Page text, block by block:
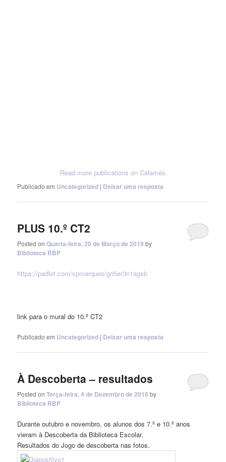
Read more publications on Calaméo
Publicado em Uncategorized | Deixar uma resposta
PLUS 10.º CT2
Posted onQuarta-feira, 20 de Março de 2019 by
Biblioteca RBP
https://padlet.com/vpmarques/gn5er3n1agsb
link para o mural do 10.º CT2
Publicado em Uncategorized | Deixar uma resposta
À Descoberta – resultados
Posted onTerça-feira, 4 de Dezembro de 2018 by
Biblioteca RBP
Durante outubro e novembro, os alunos dos 7.º e 10.º anos
vieram à Descoberta da Biblioteca Escolar.
Resultados do Jogo de descoberta nas fotos.